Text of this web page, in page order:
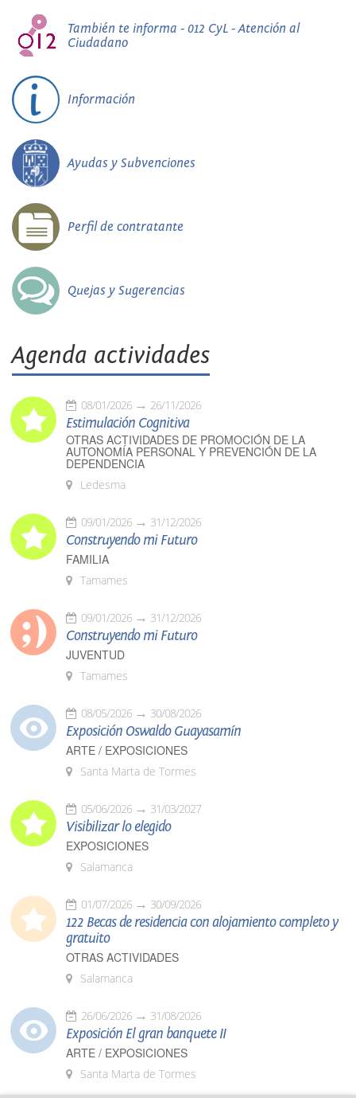
También te informa - 012 CyL - Atención al
Ciudadano
Información
Ayudas y Subvenciones
Perfil de contratante
Quejas y Sugerencias
Agenda actividades
08/01/2026 26/11/2026
Estimulación Cognitiva
OTRAS ACTIVIDADES DE PROMOCIÓN DE LA
AUTONOMÍA PERSONAL Y PREVENCIÓN DE LA
DEPENDENCIA
Ledesma
09/01/2026 31/12/2026
Construyendo mi Futuro
FAMILIA
Tamames
09/01/2026 31/12/2026
Construyendo mi Futuro
JUVENTUD
Tamames
08/05/2026 30/08/2026
Exposición Oswaldo Guayasamín
ARTE / EXPOSICIONES
Santa Marta de Tormes
05/06/2026 31/03/2027
Visibilizar lo elegido
EXPOSICIONES
Salamanca
01/07/2026 30/09/2026
122 Becas de residencia con alojamiento completo y
gratuito
OTRAS ACTIVIDADES
Salamanca
26/06/2026 31/08/2026
Exposición El gran banquete II
ARTE / EXPOSICIONES
Santa Marta de Tormes